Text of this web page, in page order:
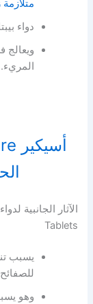
دواء
ويعالج
المريء.
Tablets
يسبب
وهو